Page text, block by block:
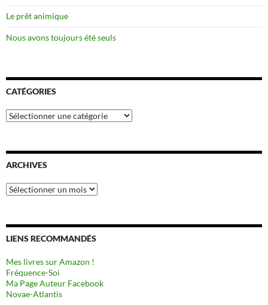
Le prêt animique
Nous avons toujours été seuls
CATÉGORIES
Catégories
ARCHIVES
Archives
LIENS RECOMMANDÉS
Mes livres sur Amazon !
Fréquence-Soi
Ma Page Auteur Facebook
Novae-Atlantis